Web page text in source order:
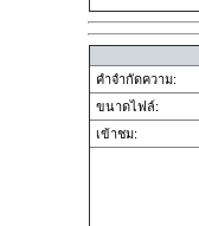
คำจำกัดความ:
ขนาดไฟล์:
เข้าชม: